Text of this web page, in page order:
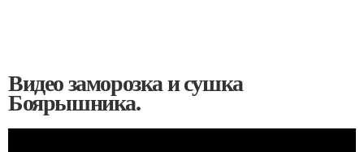
Видео заморозка и сушка
Боярышника.